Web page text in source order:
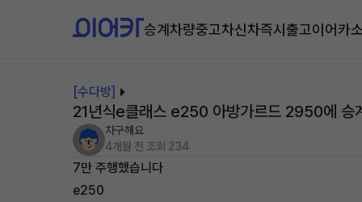
승계차량중고차신차즉시출고이어카
[수다방]
21년식e클래스 e250 아방가르드 2950에 승
차구해요
4개월 전 조회 234
7만 주행했습니다
e250